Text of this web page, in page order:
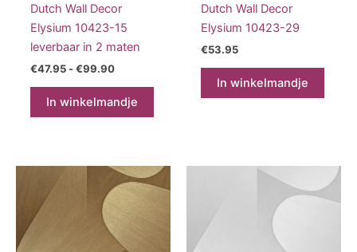
Dutch Wall Decor
Elysium 10423-15
leverbaar in 2 maten
€47.95 - €99.90Prijsklasse:
tot
€99.90
In winkelmandje
Dit
variaties.
Deze
gekozen
Dutch Wall Decor
Elysium 10423-29
€53.95
In winkelmandje